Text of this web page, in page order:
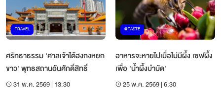
TRAVEL
ศรัทธาธรรม 'ศาลเจ้าไต้ฮงกงหยก
ขาว' พุทธสถานอันศักดิ์สิทธิ์
31 พ.ค. 2569 | 13:30
@TASTE
อาหารจะหายไปเมื่อไม่มีผึ้ง เซฟผึ้ง
เพื่อ 'น้ำผึ้งบำบัด'
25 พ.ค. 2569 | 6:30